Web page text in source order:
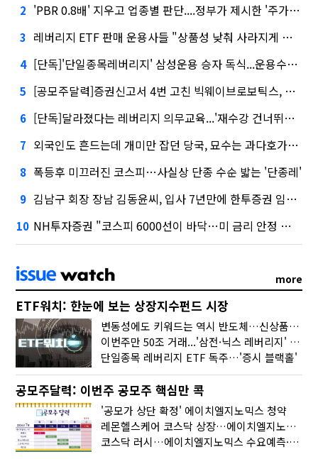
2 'PBR 0.8배' 지우고 업종별 판단....정부가 제시한 '주가 누르기' 방지법
3 레버리지 ETF 판매 운용사들 "상품성 낮춰 사라지게 해야"…일부 신중론도
4 [단독]'단일종목레버리지' 삼성운용 승자 독식...운용수익 미래에셋의 6배
5 [공모주달력]증권신고서 4번 고친 빅웨이브로보틱스, 수요예측
6 [단독]달라졌다는 레버리지 의무교육...'재수강 건너뛰기' 허점
7 외국인도 흔드는데 개미만 잡던 당국, 묘수는 과다호가부담금?
8 폭등후 미끄러진 코스피…사실상 단종 수순 밟는 '단종레'
9 김남구 회장 장남 김동윤씨, 입사 7년만에 한투증권 임원 승진
10 NH투자증권 "코스피 6000선이 바닥…미 금리 안정 후 추가 회복"
more
ETF워치: 한눈에 보는 상장지수펀드 시장
변동성에도 키워드는 역시 반도체…신상품은 우주·방산
이번주만 50조 거래...'삼전·닉스 레버리지' 수익률은 -30%
단일종목 레버리지 ETF 독주…'증시 블랙홀'
공모주달력: 이번주 공모주 핵심만 콕
'공모가 상단 확정' 에이치엘지노믹스 청약
레몬헬스케어 코스닥 상장…에이치엘지노믹스 수요예측
코스닥 러시…에이치엘지노믹스 수요예측·레메디 청약